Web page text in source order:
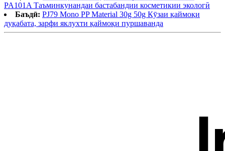
PA101A Таъминкунандаи бастабандии косметикии экологӣ
Баъдӣ: PJ79 Mono PP Material 30g 50g Кӯзаи қаймоқи
дуқабата, зарфи яклухти қаймоқи пуршаванда